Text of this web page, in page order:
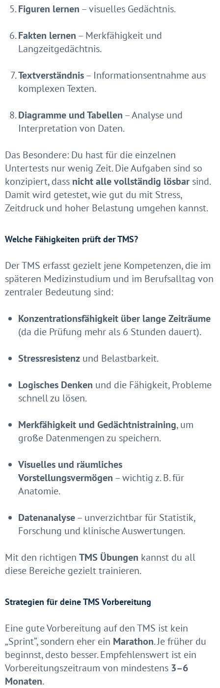
Figuren lernen – visuelles Gedächtnis.
Fakten lernen – Merkfähigkeit und
Langzeitgedächtnis.
Textverständnis– Informationsentnahme aus
komplexen Texten.
Diagramme und Tabellen – Analyse und
Interpretation von Daten.
Das Besondere: Du hast für die einzelnen
Untertests nur wenig Zeit. Die Aufgaben sind so
konzipiert, dass nicht alle vollständig lösbar sind.
Damit wird getestet, wie gut du mit Stress,
Zeitdruck und hoher Belastung umgehen kannst.
Welche Fähigkeiten prüft der TMS?
Der TMS erfasst gezielt jene Kompetenzen, die im
späteren Medizinstudium und im Berufsalltag von
zentraler Bedeutung sind:
Konzentrationsfähigkeit über lange Zeiträume
(da die Prüfung mehr als 6 Stunden dauert).
Stressresistenz und Belastbarkeit.
Logisches Denken und die Fähigkeit, Probleme
schnell zu lösen.
Merkfähigkeit und Gedächtnistraining, um
große Datenmengen zu speichern.
Visuelles und räumliches
Vorstellungsvermögen – wichtig z. B. für
Anatomie.
Datenanalyse– unverzichtbar für Statistik,
Forschung und klinische Auswertungen.
Mit den richtigen TMS Übungen kannst du all
diese Bereiche gezielt trainieren.
Strategien für deine TMS Vorbereitung
Eine gute Vorbereitung auf den TMS ist kein
„Sprint“, sondern eher ein Marathon. Je früher du
beginnst, desto besser. Empfehlenswert ist ein
Vorbereitungszeitraum von mindestens 3–6
Monaten.